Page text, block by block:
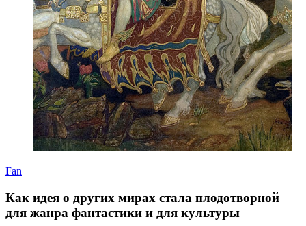
Fan
Как идея о других мирах стала плодотворной
для жанра фантастики и для культуры